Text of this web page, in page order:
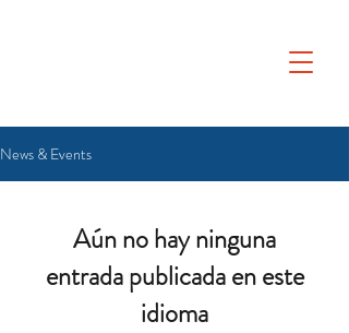
News & Events
Aún no hay ninguna
entrada publicada en este
idioma